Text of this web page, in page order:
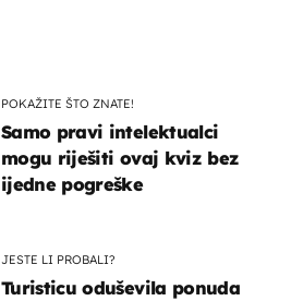
POKAŽITE ŠTO ZNATE!
Samo pravi intelektualci
mogu riješiti ovaj kviz bez
ijedne pogreške
JESTE LI PROBALI?
Turisticu oduševila ponuda